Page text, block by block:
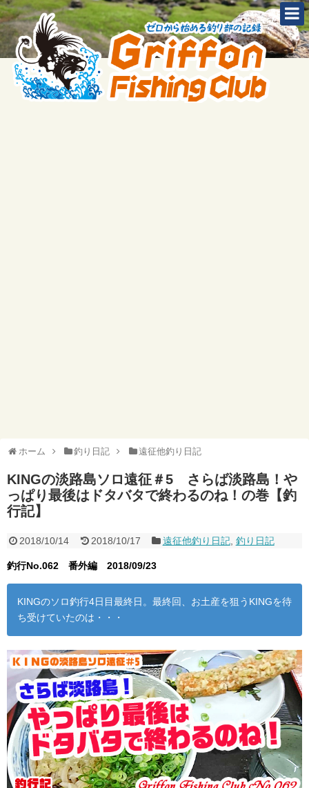
ホーム 釣り日記 遠征他釣り日記
KINGの淡路島ソロ遠征＃5 さらば淡路島！や
っぱり最後はドタバタで終わるのね！の巻【釣
行記】
2018/10/14 2018/10/17 遠征他釣り日記, 釣り日記
釣行No.062 番外編 2018/09/23
KINGのソロ釣行4日目最終日。最終回、お土産を狙うKINGを待
ち受けていたのは・・・